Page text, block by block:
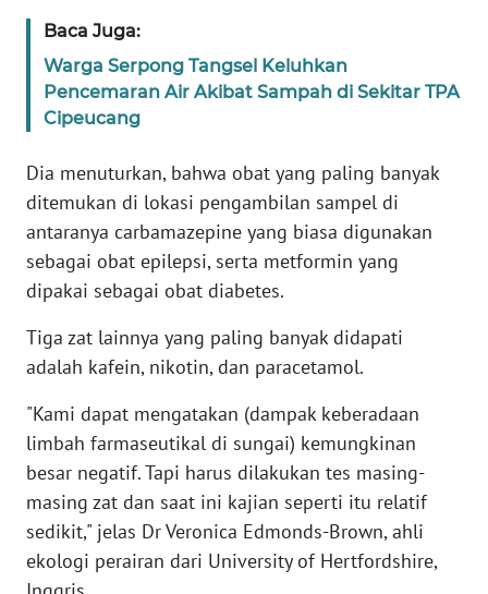
Baca Juga:
Warga Serpong Tangsel Keluhkan
Pencemaran Air Akibat Sampah di Sekitar TPA
Cipeucang
Dia menuturkan, bahwa obat yang paling banyak
ditemukan di lokasi pengambilan sampel di
antaranya carbamazepine yang biasa digunakan
sebagai obat epilepsi, serta metformin yang
dipakai sebagai obat diabetes.
Tiga zat lainnya yang paling banyak didapati
adalah kafein, nikotin, dan paracetamol.
"Kami dapat mengatakan (dampak keberadaan
limbah farmaseutikal di sungai) kemungkinan
besar negatif. Tapi harus dilakukan tes masing-
masing zat dan saat ini kajian seperti itu relatif
sedikit," jelas Dr Veronica Edmonds-Brown, ahli
ekologi perairan dari University of Hertfordshire,
WN
JABAR
WN
WN
NTT
WN
KEPRI
WN
WN
PAPUA
BARAT
WN
RIAU